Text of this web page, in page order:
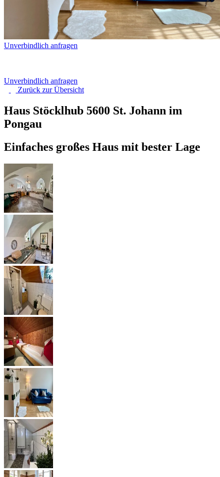
Unverbindlich anfragen
Unverbindlich anfragen
Zurück zurÜbersicht
Haus Stöcklhub 5600 St. Johann im
Pongau
Einfaches großes Haus mit bester Lage